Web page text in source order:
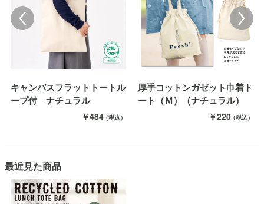
キャンバスフラットトートル
ープ付 ナチュラル
￥484（税込）
厚手コットンガゼット巾着ト
ート（Ｍ）（ナチュラル）
￥220（税込）
最近見た商品